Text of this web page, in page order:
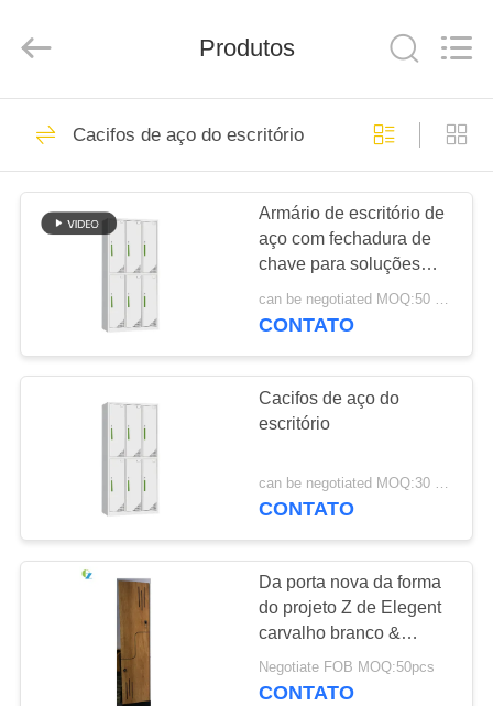
CASA
PRODUTOS
EXCURSÃO
FÁBRICA
CONTROLE
DA
QUALIDADE
CONTACTE-
Trading
Cacifos de aço do
escritório
194
Armário de aço do
escritório
198
Armários de arquivo
laterais do escritório
54
Produtos
Cacifos de aço do escritório
Armário de escritório de
aço com fechadura de
chave para soluções
personalizadas de
armazenamento de
can be negotiated MOQ:50 PCS
CONTATO
Cacifos de aço do
escritório
can be negotiated MOQ:30 pcs
CONTATO
Da porta nova da forma
do projeto Z de Elegent
carvalho branco &
natural do cacifo
material de madeira
Negotiate FOB MOQ:50pcs
CONTATO